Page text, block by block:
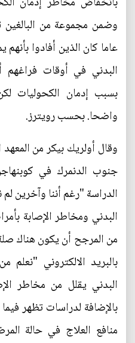
عاما كان الذين أفادوا
البدني في أوقات فراغهم
بسبب إدمان الكحوليات
واضحا. بحسب رويترز.
وقال أولريك بيكر من
جنوب الدنمرك في
الدراسة "رغم أننا وآخرين
البدني ومخاطر الإصابة
من المرجح أن يكون هناك
بالبريد الالكتروني
البدني يقلل من مخاطر
بالإضافة لدراسات تظهر
منافع العلاج في حالة